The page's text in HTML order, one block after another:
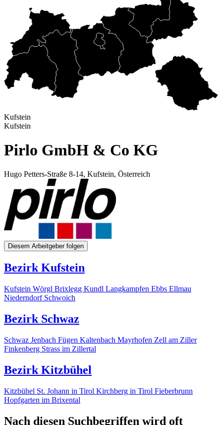
Kufstein
Kufstein
Pirlo GmbH & Co KG
Hugo Petters-Straße 8-14, Kufstein, Österreich
Diesem Arbeitgeber folgen
Bezirk Kufstein
Kufstein Wörgl Brixlegg Kundl Langkampfen Ebbs Ellmau
Niederndorf Schwoich
Bezirk Schwaz
Schwaz Jenbach Fügen Kaltenbach Mayrhofen Zell am Ziller
Finkenberg Strass im Zillertal
Bezirk Kitzbühel
Kitzbühel St. Johann in Tirol Kirchberg in Tirol Fieberbrunn
Hopfgarten im Brixental
Nach diesen Suchbegriffen wird oft